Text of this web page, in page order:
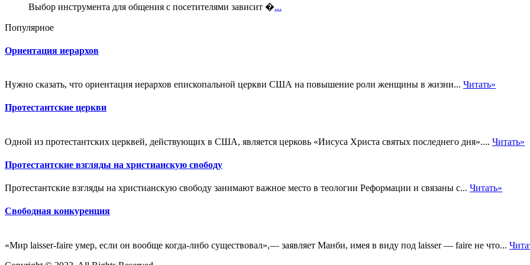
Выбор инструмента для общения с посетителями зависит �...
Популярное
Ориентация иерархов
Нужно сказать, что ориентация иерархов епископальной церкви США на повышение роли женщины в жизни... Читать»
Протестантские церкви
Одной из протестантских церквей, действующих в США, является церковь «Иисуса Христа святых последнего дня».... Читать»
Протестантские взгляды на христианскую свободу
Протестантские взгляды на христианскую свободу занимают важное место в теологии Реформации и связаны с... Читать»
Свободная конкуренция
«Мир laisser-faire умер, если он вообще когда-либо существовал»,— заявляет Манби, имея в виду под laisser — faire не что...